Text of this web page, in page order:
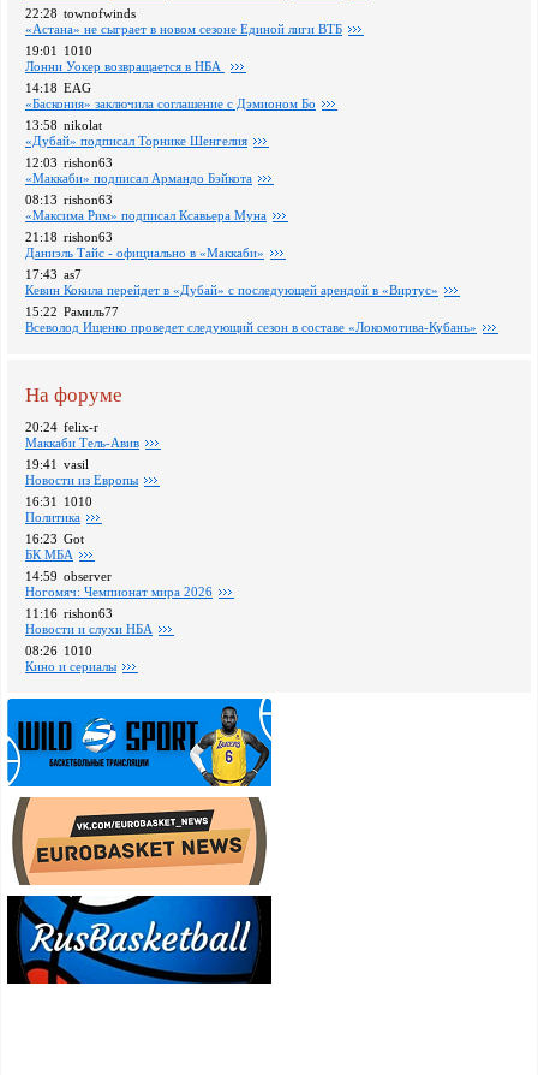
22:28 townofwinds
«Астана» не сыграет в новом сезоне Единой лиги ВТБ
19:01
1010
Лонни Уокер возвращается в НБА
14:18 EAG
«Баскония» заключила соглашение с Дэмионом Бо
13:58 nikolat
«Дубай» подписал Торнике Шенгелия
12:03 rishon63
«Маккаби» подписал Армандо Бэйкота
08:13 rishon63
«Максима Рим» подписал Ксавьера Муна
21:18 rishon63
Даниэль Тайс - официально в «Маккаби»
17:43 as7
Кевин Кокила перейдет в «Дубай» с последующей арендой в «Виртус»
15:22 Рамиль77
Всеволод Ищенко проведет следующий сезон в составе «Локомотива-Кубань»
На форуме
20:24 felix-r
Маккаби Тель-Авив
19:41 vasil
Новости из Европы
16:31
1010
Политика
16:23 Got
БК МБА
14:59 observer
Ногомяч: Чемпионат мира 2026
11:16 rishon63
Новости и слухи НБА
08:26 1010
Кино и сериалы